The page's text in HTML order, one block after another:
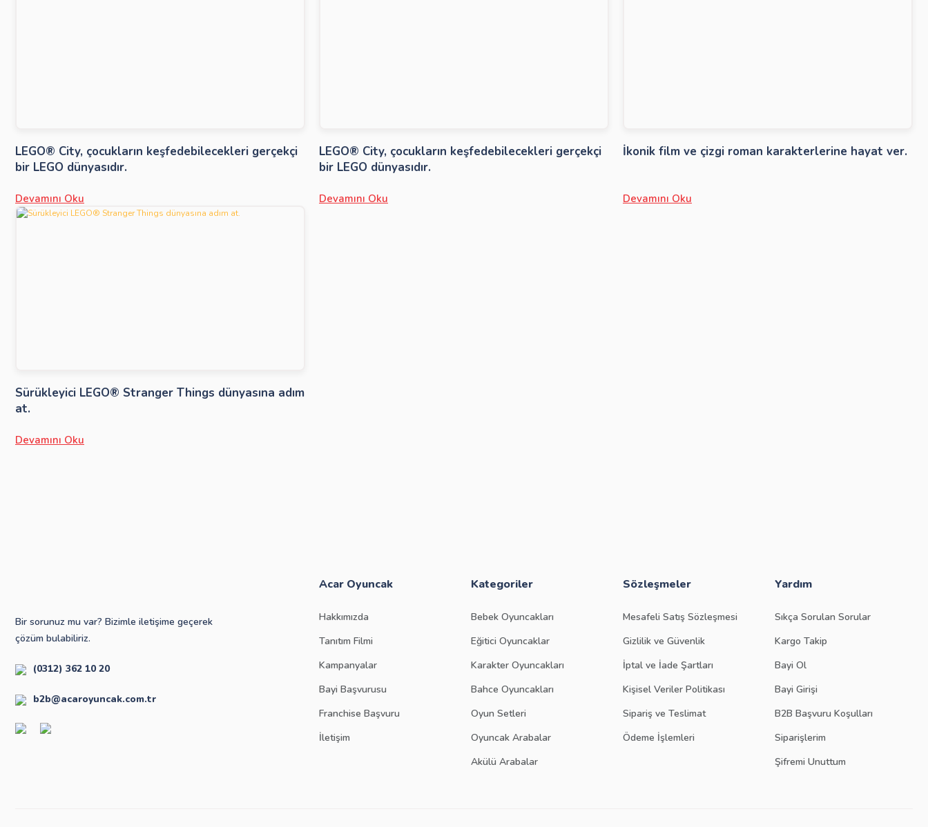
LEGO® City, çocukların keşfedebilecekleri gerçekçi
bir LEGO dünyasıdır.
Devamını Oku
LEGO® City, çocukların keşfedebilecekleri gerçekçi
bir LEGO dünyasıdır.
Devamını Oku
İkonik film ve çizgi roman karakterlerine hayat ver.
Devamını Oku
Sürükleyici LEGO® Stranger Things dünyasına adım
at.
Devamını Oku
Bir sorunuz mu var? Bizimle iletişime geçerek
çözüm bulabiliriz.
(0312) 362 10 20
b2b@acaroyuncak.com.tr
Acar Oyuncak
Hakkımızda
Tanıtım Filmi
Kampanyalar
Bayi Başvurusu
Franchise Başvuru
İletişim
Kategoriler
Bebek Oyuncakları
Eğitici Oyuncaklar
Karakter Oyuncakları
Bahce Oyuncakları
Oyun Setleri
Oyuncak Arabalar
Akülü Arabalar
Sözleşmeler
Mesafeli Satış Sözleşmesi
Gizlilik ve Güvenlik
İptal ve İade Şartları
Kişisel Veriler Politikası
Sipariş ve Teslimat
Ödeme İşlemleri
Yardım
Sıkça Sorulan Sorular
Kargo Takip
Bayi Ol
Bayi Girişi
B2B Başvuru Koşulları
Siparişlerim
Şifremi Unuttum